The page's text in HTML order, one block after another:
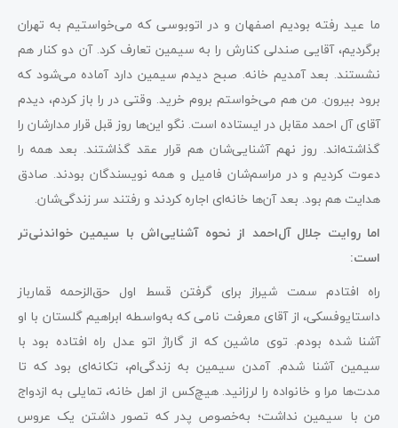
ما عید رفته بودیم اصفهان و در اتوبوسی که می‌خواستیم به تهران
برگردیم، آقایی صندلی کنارش را به سیمین تعارف کرد. آن دو کنار هم
نشستند. بعد آمدیم خانه. صبح دیدم سیمین دارد آماده می‌شود که
برود بیرون. من هم می‌خواستم بروم خرید. وقتی در را باز کردم، دیدم
آقای آل احمد مقابل در ایستاده ‌است. نگو این‌ها روز قبل قرار مدارشان را
گذاشته‌اند. روز نهم آشنایی‌شان هم قرار عقد گذاشتند. بعد همه را
دعوت کردیم و در مراسم‌شان فامیل و همه نویسندگان بودند. صادق
هدایت هم بود. بعد آن‌ها خانه‌ای اجاره کردند و رفتند سر زندگی‌شان.
اما روایت جلال آل‌احمد از نحوه آشنایی‌اش با سیمین خواندنی‌تر
است:
راه افتادم سمت شیراز برای گرفتن قسط اول حق‌الزحمه قمارباز
داستایوفسکی، از آقای معرفت نامی که به‌واسطه ابراهیم گلستان با او
آشنا شده بودم. توی ماشین که از گاراژ اتو عدل راه افتاده بود با
سیمین آشنا شدم. آمدن سیمین به زندگی‌ام، تکانه‌ای بود که تا
مدت‌ها مرا و خانواده را لرزانید. هیچ‌کس از اهل خانه، تمایلی به ازدواج
من با سیمین نداشت؛ به‌خصوص پدر که تصور داشتن یک عروس